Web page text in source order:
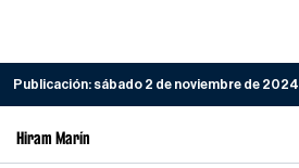
Publicación: sábado 2 de noviembre de 2024
Hiram Marín